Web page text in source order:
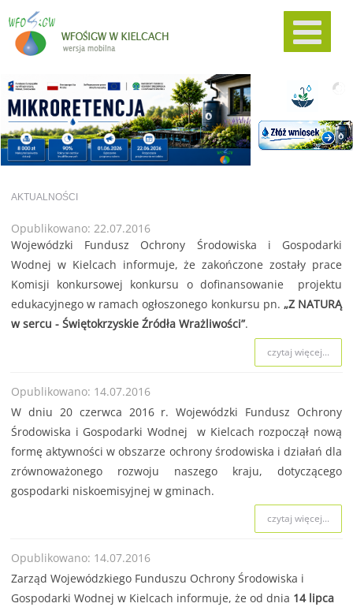
AKTUALNOŚCI
Opublikowano: 22.07.2016
Wojewódzki Fundusz Ochrony Środowiska i Gospodarki
Wodnej w Kielcach informuje, że zakończone zostały prace
Komisji konkursowej konkursu o dofinansowanie projektu
edukacyjnego w ramach ogłoszonego konkursu pn. „Z NATURĄ
w sercu - Świętokrzyskie Źródła Wrażliwości”.
czytaj więcej...
Opublikowano: 14.07.2016
W dniu 20 czerwca 2016 r. Wojewódzki Fundusz Ochrony
Środowiska i Gospodarki Wodnej w Kielcach rozpoczął nową
formę aktywności w obszarze ochrony środowiska i działań dla
zrównoważonego rozwoju naszego kraju, dotyczącego
gospodarki niskoemisyjnej w gminach.
czytaj więcej...
Opublikowano: 14.07.2016
Zarząd Wojewódzkiego Funduszu Ochrony Środowiska i
Gospodarki Wodnej w Kielcach informuje, że od dnia 14 lipca